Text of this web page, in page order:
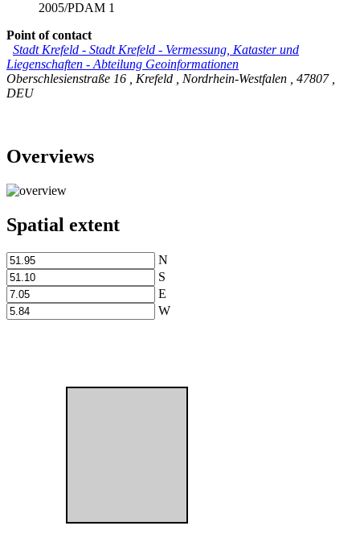
2005/PDAM 1
Point of contact
Stadt Krefeld - Stadt Krefeld - Vermessung, Kataster und
Liegenschaften - Abteilung Geoinformationen
Oberschlesienstraße 16 , Krefeld , Nordrhein-Westfalen , 47807 ,
DEU
Overviews
Spatial extent
N
S
E
W